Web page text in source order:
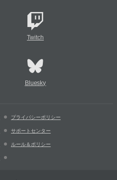
Twitch
Bluesky
プライバシーポリシー
サポートセンター
ルール＆ポリシー